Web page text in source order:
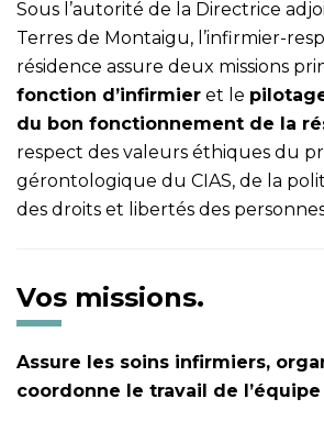
Sous l’autorité de la Directrice
Terres de Montaigu, l’infirmier-
résidence assure deux missions
fonction d’infirmier et le
du bon fonctionnement de la
respect des valeurs éthiques du
gérontologique du CIAS, de la
des droits et libertés des
Vos missions.
Assure les soins infirmiers,
coordonne le travail de